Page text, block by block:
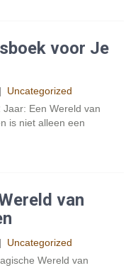
voor Je
| Uncategorized
Een Wereld van
is niet alleen een
van
| Uncategorized
Wereld van